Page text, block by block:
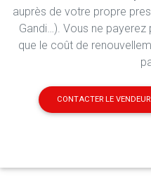
auprès de votre propre
Gandi…). Vous ne
que le coût de
CONTACTER LE